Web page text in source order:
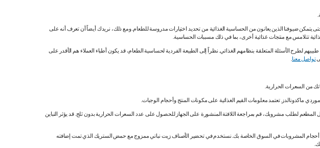
حتى يتمكن ضيوفنا الذين يعانون من الحساسية الغذائية من تحديد اختيارات مدروسة للطعام. ومع ذلك، نريدك أيضاً أن تعرف أنه على
تتلامس مع منتجات غذائية أخرى، بما في ذلك مسببات الحساسية.
لطرح الأسئلة المتعلقة بنظامهم الغذائي. نظراً إلى الطبيعة الفردية لحساسية الطعام، قد يكون أطباء العملاء هم الأقدر على
تواصل معنا.
ماكدونالدز. تعتمد معلومات القيم الغذائية على مكونات المنتج وأحجام الوجبات.
المطعم لطلب مشروبك، قم بمراجعة اللافتة المنشورة على الجهاز للحصول على عدد السعرات الحرارية بدون ثلج. قد يؤثر التباين
أحجام المشروبات في السوق الخاصة بك. نستخدم في تحضير الأصناف زيت نباتي ممزوج مع حمض الستريك الذي تمت إضافته